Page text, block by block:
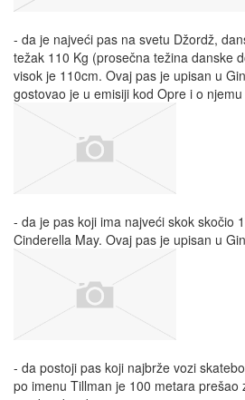
- da je najveći pas na svetu Džordž,
težak 110 Kg (prosečna težina danske
visok je 110cm. Ovaj pas je upisan u
gostovao je u emisiji kod Opre i o
- da je pas koji ima najveći skok skočio
Cinderella May. Ovaj pas je upisan u
- da postoji pas koji najbrže vozi
po imenu Tillman je 100 metara prešao